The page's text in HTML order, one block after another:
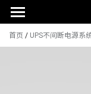
首页 / UPS不间断电源系